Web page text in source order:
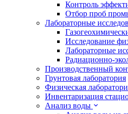
Контроль
Отбор проб
Лабораторные
Исследование
Лабораторные
Радиационно-
Производственный
Грунтовая лаборатория
Физическая
Инвентаризация
Анализ воды